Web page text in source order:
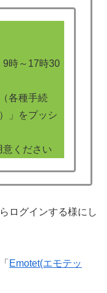
9時～17時30
各種手続
」をプッシ
ください
ログインする様にし
Emotet(エモテッ